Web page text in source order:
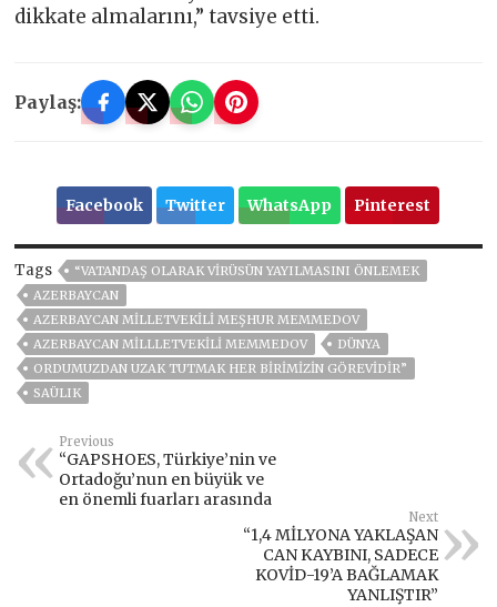
dikkate almalarını,” tavsiye etti.
Paylaş:
Facebook Twitter WhatsApp Pinterest
Tags
“VATANDAŞ OLARAK VIRÜSÜN YAYILMASINI ÖNLEMEK
AZERBAYCAN
AZERBAYCAN MILLETVEKILI MEŞHUR MEMMEDOV
AZERBAYCAN MILLLETVEKILI MEMMEDOV
DÜNYA
ORDUMUZDAN UZAK TUTMAK HER BIRIMIZIN GÖREVIDIR”
SAÜLIK
Previous
“GAPSHOES, Türkiye’nin ve
Ortadoğu’nun en büyük ve
en önemli fuarları arasında
Next
“1,4 MİLYONA YAKLAŞAN
CAN KAYBINI, SADECE
KOVİD-19’A BAĞLAMAK
YANLIŞTIR”